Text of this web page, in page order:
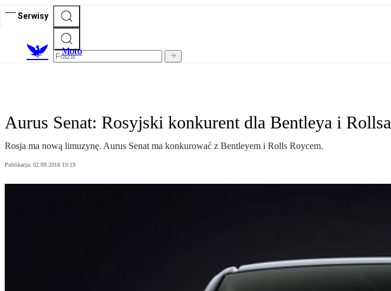
Serwisy
Moto
Aurus Senat: Rosyjski konkurent dla Bentleya i Rollsa
Rosja ma nową limuzynę. Aurus Senat ma konkurować z Bentleyem i Rolls Roycem.
Publikacja: 02.09.2018 19:19